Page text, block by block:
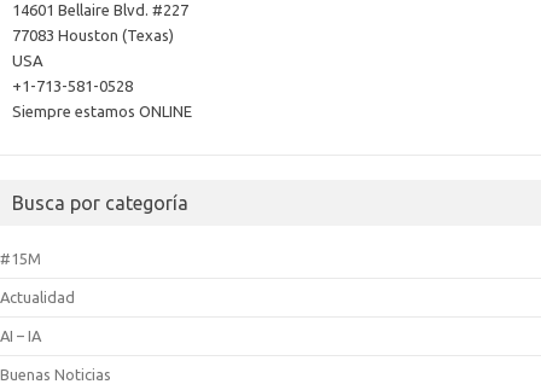
14601 Bellaire Blvd. #227
77083 Houston (Texas)
USA
+1-713-581-0528
Siempre estamos ONLINE
Busca por categoría
#15M
Actualidad
AI – IA
Buenas Noticias